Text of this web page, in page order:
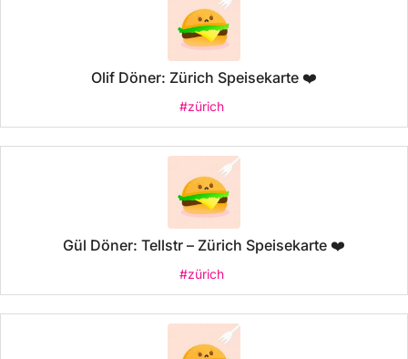
Olif Döner: Zürich Speisekarte ❤️
#zürich
Gül Döner: Tellstr – Zürich Speisekarte ❤️
#zürich